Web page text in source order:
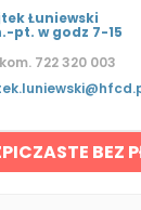
Łuniewski
pt. w godz 7-15
722 320 003
BEZ